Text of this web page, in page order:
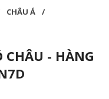
CHÂU Á
/
CHÂU - HÀNG